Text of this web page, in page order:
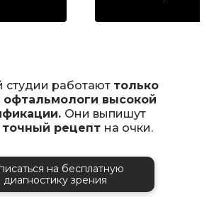
студии работают только
офтальмологи высокой
Они выпишут
рецепт на очки.
на бесплатную
диагностику зрения